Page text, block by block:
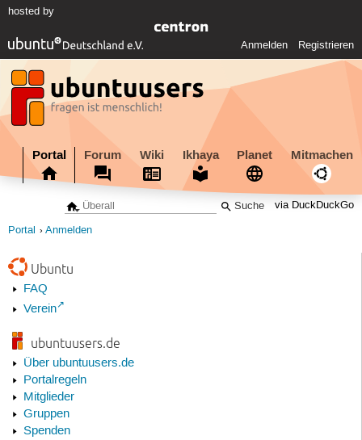
hosted by
Anmelden Registrieren
Portal Forum Wiki Ikhaya Planet Mitmachen
via DuckDuckGo
Portal Anmelden
Ubuntu
FAQ
Verein
ubuntuusers.de
Über ubuntuusers.de
Portalregeln
Mitglieder
Gruppen
Spenden